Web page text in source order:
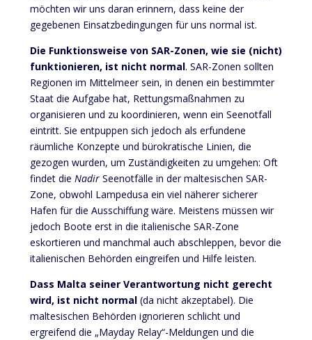
möchten wir uns daran erinnern, dass keine der
gegebenen Einsatzbedingungen für uns normal ist.
Die Funktionsweise von SAR-Zonen, wie sie (nicht)
funktionieren, ist nicht normal. SAR-Zonen sollten
Regionen im Mittelmeer sein, in denen ein bestimmter
Staat die Aufgabe hat, Rettungsmaßnahmen zu
organisieren und zu koordinieren, wenn ein Seenotfall
eintritt. Sie entpuppen sich jedoch als erfundene
räumliche Konzepte und bürokratische Linien, die
gezogen wurden, um Zuständigkeiten zu umgehen: Oft
findet die NadirSeenotfälle in der maltesischen SAR-
Zone, obwohl Lampedusa ein viel näherer sicherer
Hafen für die Ausschiffung wäre. Meistens müssen wir
jedoch Boote erst in die italienische SAR-Zone
eskortieren und manchmal auch abschleppen, bevor die
italienischen Behörden eingreifen und Hilfe leisten.
Dass Malta seiner Verantwortung nicht gerecht
wird, ist nicht normal(da nicht akzeptabel). Die
maltesischen Behörden ignorieren schlicht und
ergreifend die „Mayday Relay“-Meldungen und die